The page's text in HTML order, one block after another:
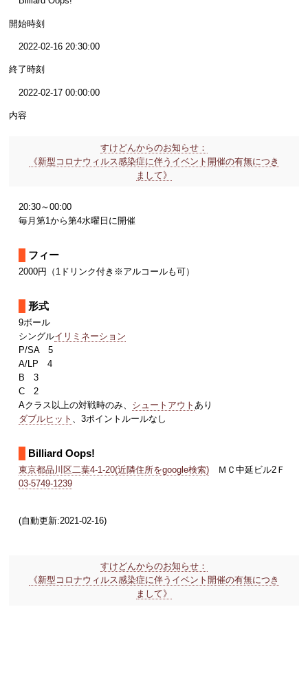
開始時刻
2022-02-16 20:30:00
終了時刻
2022-02-17 00:00:00
内容
すけどんからのお知らせ：
《新型コロナウィルス感染症に伴うイベント開催の有無につき
まして》
20:30～00:00
毎月第1から第4水曜日に開催
フィー
2000円（1ドリンク付き※アルコールも可）
形式
9ボール
シングルイリミネーション
P/SA 5
A/LP 4
B 3
C 2
Aクラス以上の対戦時のみ、 シュートアウト あり
ダブルヒット 、3ポイントルールなし
Billiard Oops!
東京都品川区二葉4-1-20(近隣住所をgoogle検索)ＭＣ中延ビル2Ｆ
03-5749-1239
(自動更新:2021-02-16)
すけどんからのお知らせ：
《新型コロナウィルス感染症に伴うイベント開催の有無につき
まして》